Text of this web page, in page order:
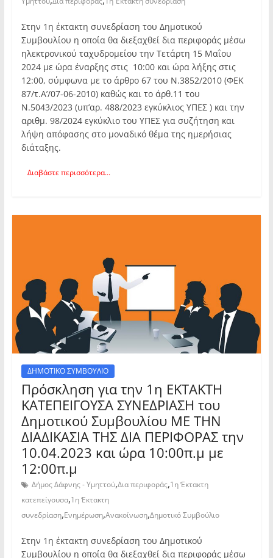
Στην 1η έκτακτη συνεδρίαση του Δημοτικού
Συμβουλίου η οποία θα διεξαχθεί δια περιφοράς μέσω
ηλεκτρονικού ταχυδρομείου την Τετάρτη 15 Μαΐου
2024 με ώρα έναρξης στις 10:00 και ώρα λήξης στις
12:00, σύμφωνα με το άρθρο 67 του Ν.3852/2010 (ΦΕΚ
87/τ.Α’/07-06-2010) καθώς και το άρθ.11 του
Ν.5043/2023 (υπ’αρ. 488/2023 εγκύκλιος ΥΠΕΣ ) και την
αριθμ. 98/2024 εγκύκλιο του ΥΠΕΣ για συζήτηση και
λήψη απόφασης στο μοναδικό θέμα της ημερήσιας
διάταξης.
Διαβάστε περισσότερα...
ΔΗΜΟΤΙΚΟ ΣΥΜΒΟΥΛΙΟ
Πρόσκληση για την 1η ΕΚΤΑΚΤΗ
ΚΑΤΕΠΕΙΓΟΥΣΑ ΣΥΝΕΔΡΙΑΣΗ του
Δημοτικού Συμβουλίου ΜΕ ΤΗΝ
ΔΙΑΔΙΚΑΣΙΑ ΤΗΣ ΔΙΑ ΠΕΡΙΦΟΡΑΣ την
10.04.2023 και ώρα 10:00π.μ με
12:00π.μ
Δήμος Δάφνης - Υμηττού,Δια περιφοράς,1η Έκτακτη
κατεπείγουσα,1η Έκτακτη
συνεδρίαση,Ενημέρωση,Ανακοίνωση,Δημοτικό Συμβούλιο
Στην 1η έκτακτη συνεδρίαση του Δημοτικού
Συμβουλίου η οποία θα διεξαχθεί δια περιφοράς μέσω